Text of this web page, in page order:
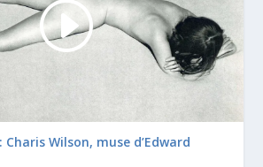
Wilson, muse d’Edward